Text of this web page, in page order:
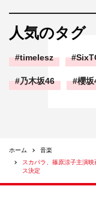
人気のタグ
timelesz
乃木坂46 櫻坂
ホーム
音楽
スカパラ、篠原涼子主演
ス決定